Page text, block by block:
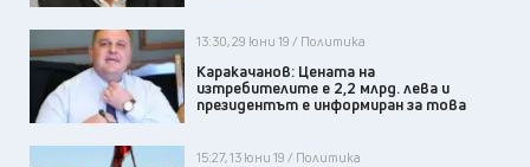
13:30, 29 юни 19 / Политика
Каракачанов: Цената на
изтребителите е 2,2 млрд. лева и
президентът е информиран за това
15:27, 13 юни 19 / Политика